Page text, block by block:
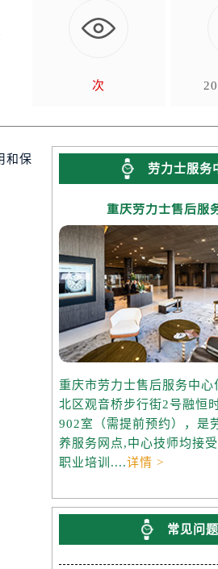
次
和保
劳力士服务
重庆劳力士售后服
重庆市劳力士售后服务中心
北区观音桥步行街2号融恒
902室（需提前预约），是
养服务网点,中心技师均接
职业培训....详情 >
常见问题